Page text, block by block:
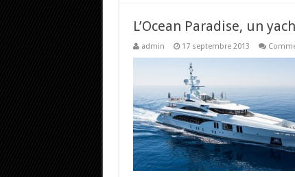
L’Ocean Paradise, un
admin 17 septembre 2013